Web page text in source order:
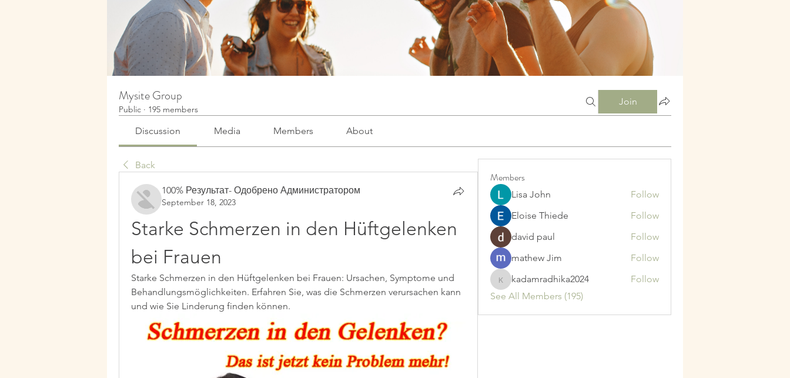
Mysite Group
Public · 195 members
Join
Discussion Media Members About
Back
100% Результат- Одобрено Администратором
September 18, 2023
Starke Schmerzen in den Hüftgelenken
bei Frauen
Starke Schmerzen in den Hüftgelenken bei Frauen: Ursachen, Symptome und
Behandlungsmöglichkeiten. Erfahren Sie, was die Schmerzen verursachen kann
und wie Sie Linderung finden können.
Members
Lisa John
Follow
Eloise Thiede
Follow
david paul
Follow
mathew Jim
Follow
kadamradhika2024
kadamradhika2024
Follow
See All Members (195)